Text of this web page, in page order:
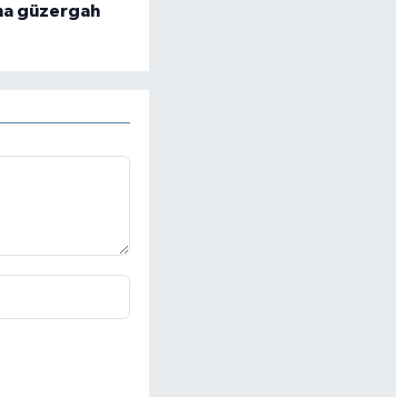
güzergah